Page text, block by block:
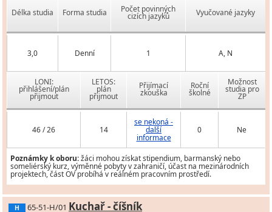
Délka studia Forma studia Počet povinných
cizích jazyků Vyučované jazyky
3,0 Denní 1 A, N
LONI:
přihlášení/plán
přijmout
LETOS:
plán
přijmout
Přijímací
zkouška
Roční
školné
Možnost
studia pro
ZP
46 / 26 14
se nekoná -
další
informace
0 Ne
Poznámky k oboru:žáci mohou získat stipendium, barmanský nebo
someliérský kurz, výměnné pobyty v zahraničí, účast na mezinárodních
projektech, část OV probíhá v reálném pracovním prostředí.
H 65-51-H/01 Kuchař - číšník